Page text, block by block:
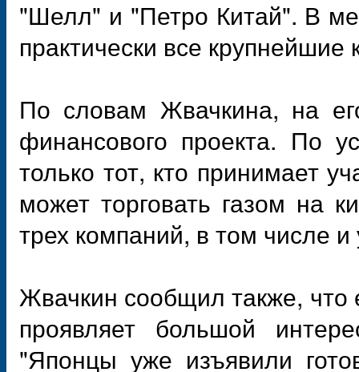
"Шелл" и "Петро Китай". В
практически все
По словам Жвачкина, на
финансового проекта. По
только тот, кто принимает
может торговать газом на
трех компаний, в том числе
Жвачкин сообщил также,
проявляет большой
"Японцы уже изъявили